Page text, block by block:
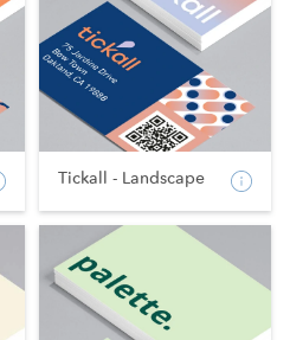
Tickall - Landscape